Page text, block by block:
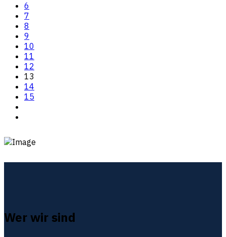
6
7
8
9
10
11
12
13
14
15
Wer wir sind